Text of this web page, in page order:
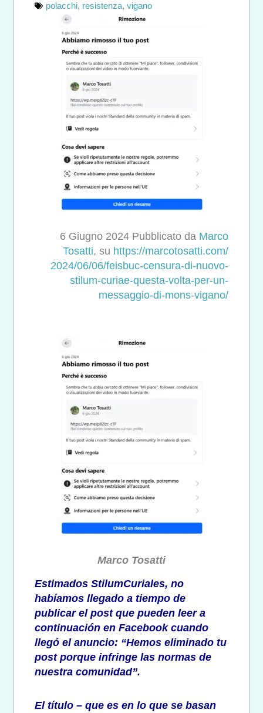
polacchi, resistenza, vigano
6 Giugno 2024 Pubblicato da Marco
Tosatti, su https://marcotosatti.com/
2024/06/06/feisbuc-censura-di-nuovo-
stilum-curiae-questa-volta-per-un-
messaggio-di-mons-vigano/
Marco Tosatti
Estimados StilumCuriales, no
habíamos llegado a tiempo de
publicar el post que pueden leer a
continuación en Facebook cuando
llegó el anuncio: “Hemos eliminado tu
post porque infringe las normas de
nuestra comunidad”.
El título – que es en lo que se basan